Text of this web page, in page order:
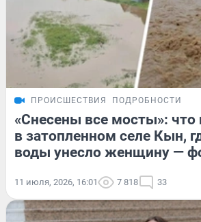
ПРОИСШЕСТВИЯ ПОДРОБНОСТИ
«Снесены все мосты»: что
в затопленном селе Кын,
воды унесло женщину —
11 июля, 2026, 16:01 7 818 33